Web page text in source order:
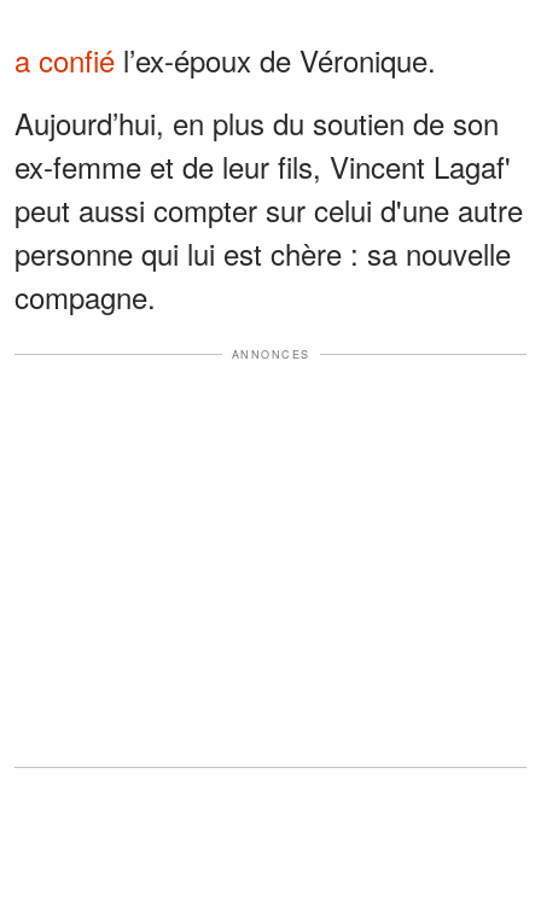
a confié l’ex-époux de Véronique.
Aujourd’hui, en plus du soutien de son
ex-femme et de leur fils, Vincent Lagaf'
peut aussi compter sur celui d'une autre
personne qui lui est chère : sa nouvelle
compagne.
ANNONCES